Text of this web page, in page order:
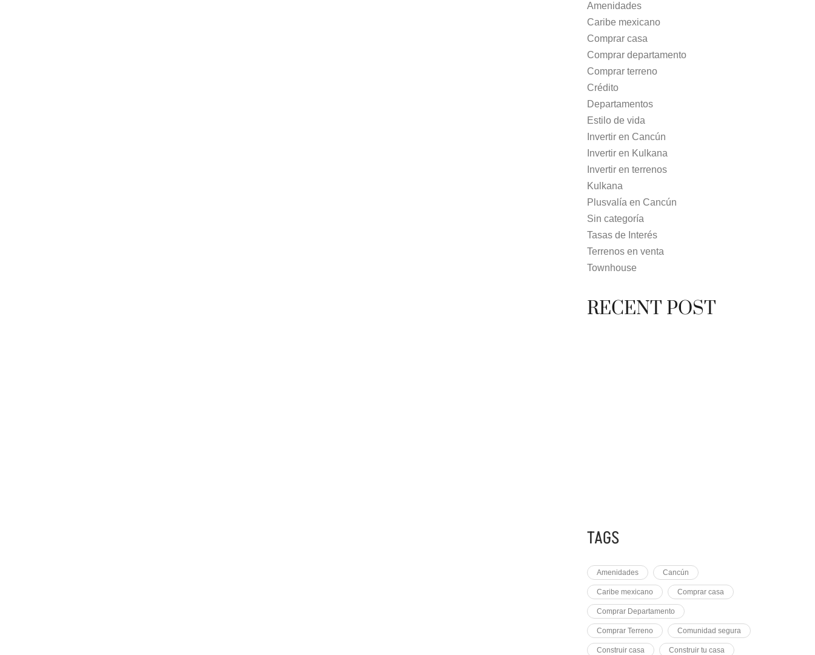
Amenidades
Caribe mexicano
Comprar casa
Comprar departamento
Comprar terreno
Crédito
Departamentos
Estilo de vida
Invertir en Cancún
Invertir en Kulkana
Invertir en terrenos
Kulkana
Plusvalía en Cancún
Sin categoría
Tasas de Interés
Terrenos en venta
Townhouse
RECENT POST
TAGS
Amenidades Cancún
Caribe mexicano Comprar casa
Comprar Departamento
Comprar Terreno Comunidad segura
Construir casa Construir tu casa